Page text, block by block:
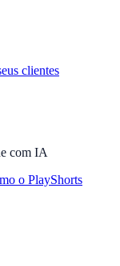
clientes
com IA
o PlayShorts